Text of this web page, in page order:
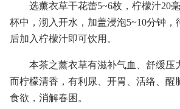
选薰衣草干花蕾5~6枚，柠檬汁20
杯中，沏入开水，加盖浸泡5~10分钟，
后加入柠檬汁即可饮用。
本茶之薰衣草有滋补气血、舒缓压
而柠檬清香，有利尿、开胃、活络、醒
食欲，消解春困。